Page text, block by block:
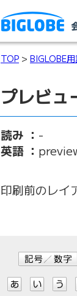
TOP > BIGLOBE
プレビュ
読み ： -
英語 ：
印刷前のレイ